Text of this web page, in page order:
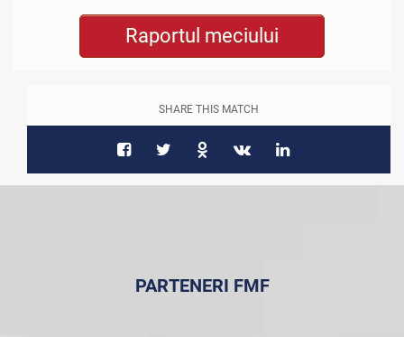
Raportul meciului
SHARE THIS MATCH
PARTENERI FMF